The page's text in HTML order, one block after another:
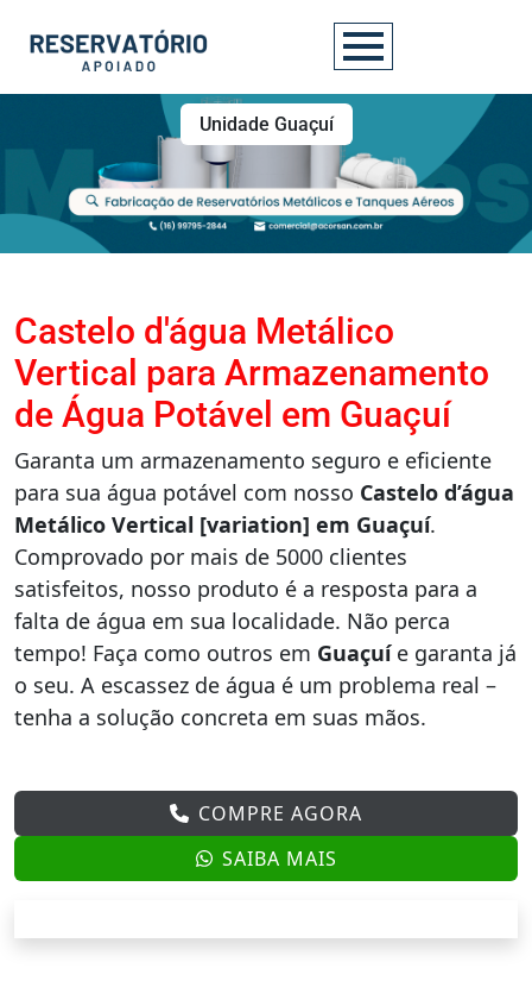
Unidade Guaçuí
Castelo d'água Metálico
Vertical para Armazenamento
de Água Potável em Guaçuí
Garanta um armazenamento seguro e eficiente
para sua água potável com nosso Castelo d’água
Metálico Vertical [variation] em Guaçuí.
Comprovado por mais de 5000 clientes
satisfeitos, nosso produto é a resposta para a
falta de água em sua localidade. Não perca
tempo! Faça como outros em Guaçuíe garanta já
o seu. A escassez de água é um problema real –
tenha a solução concreta em suas mãos.
COMPRE AGORA
SAIBA MAIS